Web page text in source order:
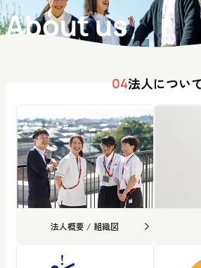
About us
04法人につい
法人概要 / 組織図